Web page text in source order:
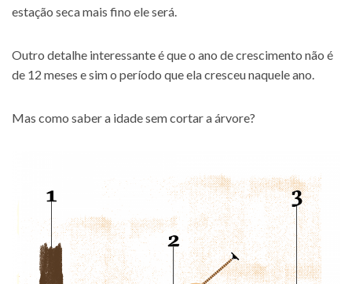
estação seca mais fino ele será.
Outro detalhe interessante é que o ano de crescimento não é
de 12 meses e sim o período que ela cresceu naquele ano.
Mas como saber a idade sem cortar a árvore?